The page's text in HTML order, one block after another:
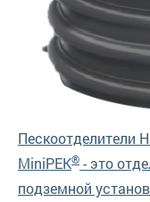
Пескоотделители
MiniPEK® - это
подземной